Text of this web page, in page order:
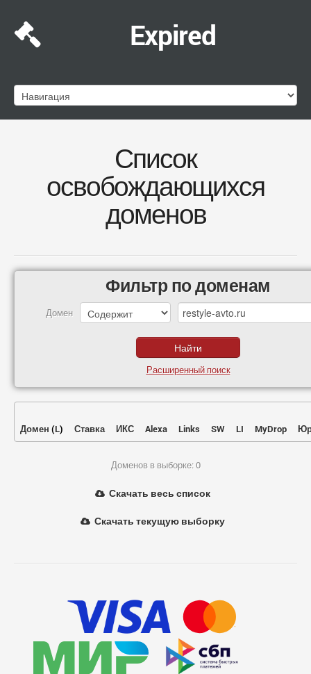
Expired
Список
освобождающихся
доменов
Фильтр по доменам
Домен
Расширенный поиск
Домен (L) Ставка ИКС Alexa Links SW LI MyDrop
Доменов в выборке: 0
Скачать весь список
Скачать текущую выборку